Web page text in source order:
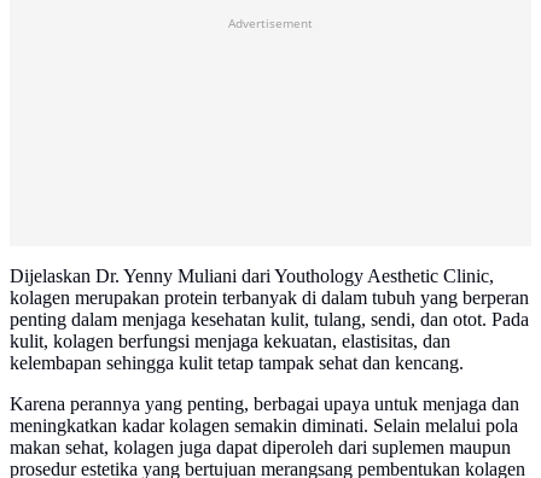
Advertisement
Dijelaskan Dr. Yenny Muliani dari Youthology Aesthetic Clinic,
kolagen merupakan protein terbanyak di dalam tubuh yang berperan
penting dalam menjaga kesehatan kulit, tulang, sendi, dan otot. Pada
kulit, kolagen berfungsi menjaga kekuatan, elastisitas, dan
kelembapan sehingga kulit tetap tampak sehat dan kencang.
Karena perannya yang penting, berbagai upaya untuk menjaga dan
meningkatkan kadar kolagen semakin diminati. Selain melalui pola
makan sehat, kolagen juga dapat diperoleh dari suplemen maupun
prosedur estetika yang bertujuan merangsang pembentukan kolagen